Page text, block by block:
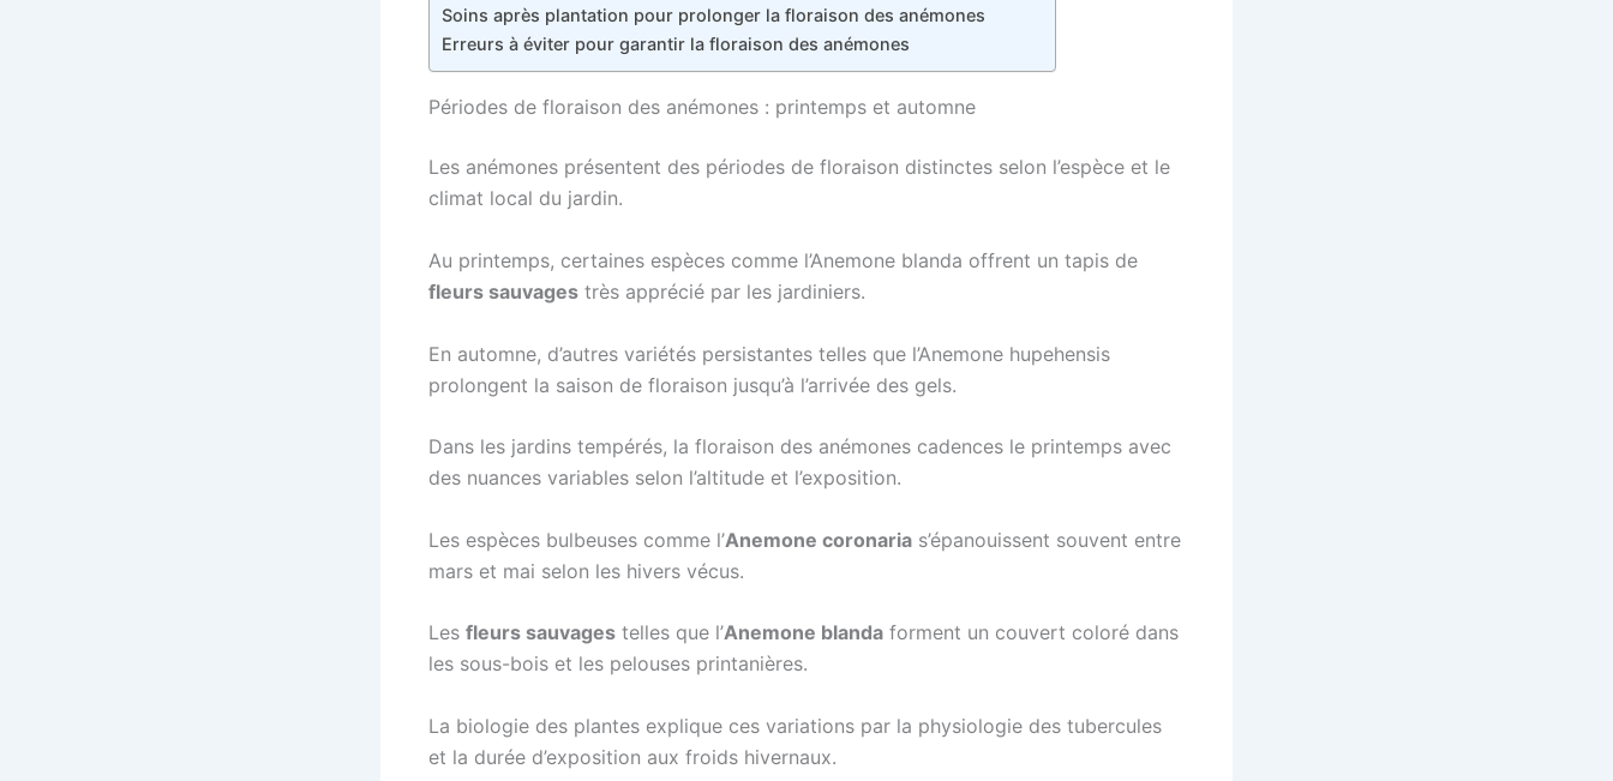
Soins après plantation pour prolonger la floraison des anémones
Erreurs à éviter pour garantir la floraison des anémones
Périodes de floraison des anémones : printemps et automne
Les anémones présentent des périodes de floraison distinctes selon l’espèce et le
climat local du jardin.
Au printemps, certaines espèces comme l’Anemone blanda offrent un tapis de
fleurs sauvages très apprécié par les jardiniers.
En automne, d’autres variétés persistantes telles que l’Anemone hupehensis
prolongent la saison de floraison jusqu’à l’arrivée des gels.
Dans les jardins tempérés, la floraison des anémones cadences le printemps avec
des nuances variables selon l’altitude et l’exposition.
Les espèces bulbeuses comme l’Anemone coronaria s’épanouissent souvent entre
mars et mai selon les hivers vécus.
Les fleurs sauvages telles que l’Anemone blanda forment un couvert coloré dans
les sous-bois et les pelouses printanières.
La biologie des plantes explique ces variations par la physiologie des tubercules
et la durée d’exposition aux froids hivernaux.